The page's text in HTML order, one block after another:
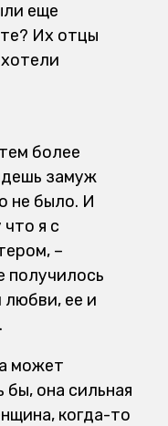
еще
Их отцы
более
замуж
не было. И
я с
–
получилось
ее и
может
бы, она сильная
когда-то